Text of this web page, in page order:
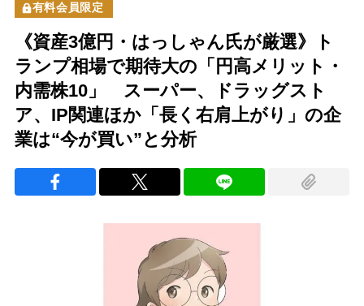
有料会員限定
《資産3億円・はっしゃん氏が厳選》ト
ランプ相場で期待大の「円高メリット・
内需株10」 スーパー、ドラッグスト
ア、IP関連ほか「長く右肩上がり」の企
業は“今が買い”と分析